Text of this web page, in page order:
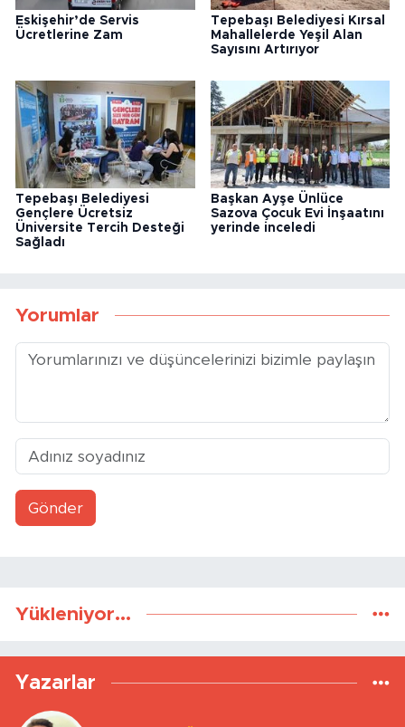
Eskişehir’de Servis
Ücretlerine Zam
Tepebaşı Belediyesi Kırsal
Mahallelerde Yeşil Alan
Sayısını Artırıyor
Tepebaşı Belediyesi
Gençlere Ücretsiz
Üniversite Tercih Desteği
Sağladı
Başkan Ayşe Ünlüce
Sazova Çocuk Evi İnşaatını
yerinde inceledi
Yorumlar
Gönder
Yükleniyor...
Yazarlar